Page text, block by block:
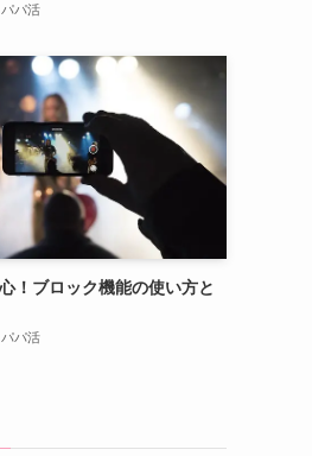
パパ活
！ブロック機能の使い方と
パパ活